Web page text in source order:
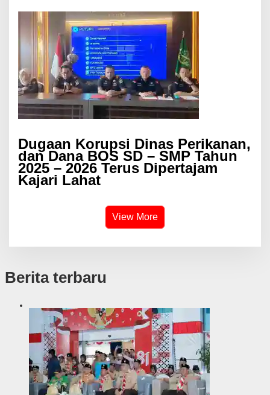
Dugaan Korupsi Dinas Perikanan,
dan Dana BOS SD – SMP Tahun
2025 – 2026 Terus Dipertajam
Kajari Lahat
View More
Berita terbaru